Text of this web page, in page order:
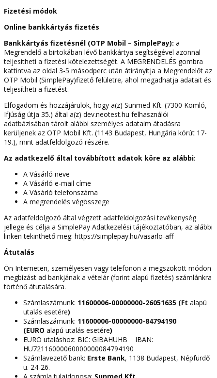
Fizetési módok
Online bankkártyás fizetés
Bankkártyás fizetésnél (OTP Mobil – SimplePay): a
Megrendelő a birtokában lévő bankkártya segítségével azonnal
teljesítheti a fizetési kötelezettségét. A MEGRENDELÉS gombra
kattintva az oldal 3-5 másodperc után átirányítja a Megrendelőt az
OTP Mobil (SimplePay)fizető felületre, ahol megadhatja adatait és
teljesítheti a fizetést.
Elfogadom és hozzájárulok, hogy a(z) Sunmed Kft. (7300 Komló,
Ifjúság útja 35.) által a(z) dev.neotest.hu felhasználói
adatbázisában tárolt alábbi személyes adataim átadásra
kerüljenek az OTP Mobil Kft. (1143 Budapest, Hungária körút 17-
19.), mint adatfeldolgozó részére.
Az adatkezelő által továbbított adatok köre az alábbi:
A Vásárló neve
A Vásárló e-mail címe
A Vásárló telefonszáma
A megrendelés végösszege
Az adatfeldolgozó által végzett adatfeldolgozási tevékenység
jellege és célja a SimplePay Adatkezelési tájékoztatóban, az alábbi
linken tekinthető meg: https://simplepay.hu/vasarlo-aff
Átutalás
Ön Interneten, személyesen vagy telefonon a megszokott módon
megbízást ad bankjának a vételár (forint alapú fizetés) számlánkra
történő átutalására.
Számlaszámunk: 11600006-00000000-26051635 (Ft alapú
utalás esetére)
Számlaszámunk: 11600006-00000000-84794190
(EURO alapú utalás esetére)
EURO utaláshoz: BIC: GIBAHUHB IBAN:
HU72116000060000000084794190
Számlavezető bank: Erste Bank, 1138 Budapest, Népfürdő
u. 24-26.